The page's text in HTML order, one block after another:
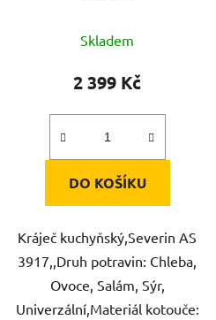
Skladem
2 399 Kč
DO KOŠÍKU
Kráječ kuchyňský,Severin AS
3917,,Druh potravin: Chleba,
Ovoce, Salám, Sýr,
Univerzální,Materiál kotouče: